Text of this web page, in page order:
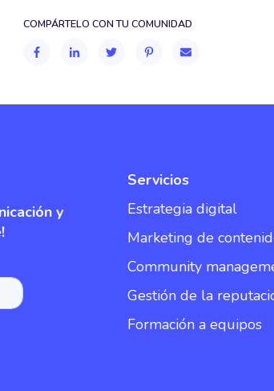
COMPÁRTELO CON TU COMUNIDAD
y
Servicios
Estrategia digital
Marketing de
Community
Gestión de la
Formación a equipos